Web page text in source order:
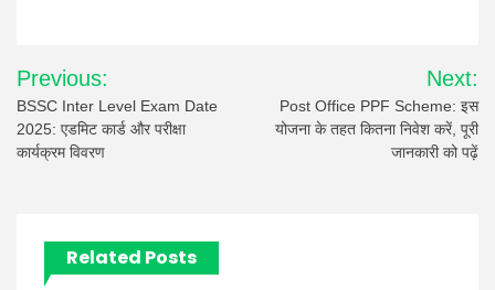
Post
navigation
Previous:
BSSC Inter Level Exam Date
2025: एडमिट कार्ड और परीक्षा
कार्यक्रम विवरण
Next:
Post Office PPF Scheme: इस
योजना के तहत कितना निवेश करें, पूरी
जानकारी को पढ़ें
Related Posts